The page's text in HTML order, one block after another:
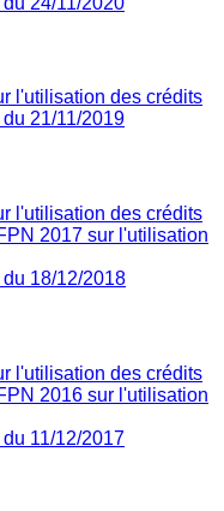
l'utilisation des crédits
21/11/2019
l'utilisation des crédits
2017 sur l'utilisation
18/12/2018
l'utilisation des crédits
2016 sur l'utilisation
11/12/2017